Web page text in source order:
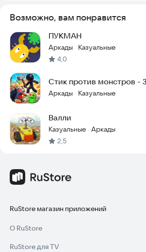
Возможно, вам понравится
ПУКМАН
Аркады · Казуальные
4,0
Стик против монстров -
Аркады · Казуальные
Валли
Казуальные · Аркады
2,5
RuStore магазин приложений
О RuStore
RuStore для TV